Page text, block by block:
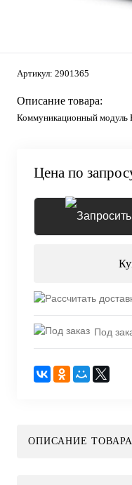
Артикул: 2901365
Описание товара:
Коммуникационный модуль
Цена по
Под
ОПИСАНИЕ ТОВАРА